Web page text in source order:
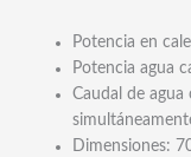
Potencia en
Potencia agua
Caudal de
Dimensiones: